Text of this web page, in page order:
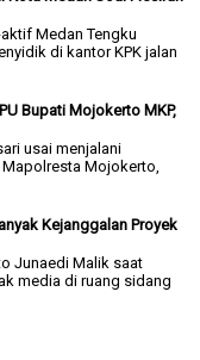
Medan Tengku
di kantor KPK jalan
Bupati Mojokerto MKP,
usai menjalani
Mapolresta Mojokerto,
Kejanggalan Proyek
Junaedi Malik saat
media di ruang sidang